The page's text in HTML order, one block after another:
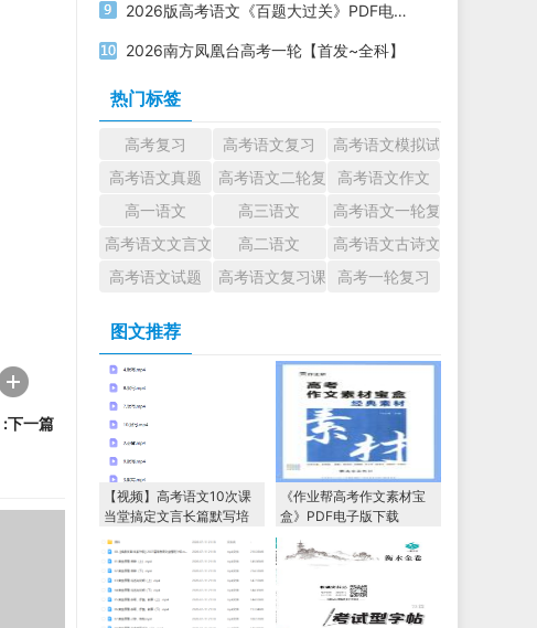
:下一篇
2026版高考语文《百题大过关》PDF电子版下载
2026南方凤凰台高考一轮【首发~全科】
热门标签
高考复习 高考语文复习
高考语文模拟试题
高考语文真题
高考语文二轮复习高考语文作文
高一语文
高三语文
高考语文一轮复习
高考语文文言文
高二语文
高考语文古诗文
高考语文试题
高考语文复习课件高考一轮复习
图文推荐
【视频】高考语文10次课
当堂搞定文言长篇默写培
训课程
《作业帮高考作文素材宝
盒》PDF电子版下载